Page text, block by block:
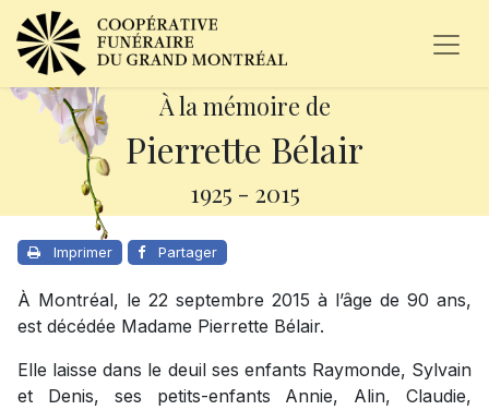
À la mémoire de
Pierrette Bélair
1925 - 2015
Imprimer Partager
À Montréal, le 22 septembre 2015 à l’âge de 90 ans,
est décédée Madame Pierrette Bélair.
Elle laisse dans le deuil ses enfants Raymonde, Sylvain
et Denis, ses petits-enfants Annie, Alin, Claudie,